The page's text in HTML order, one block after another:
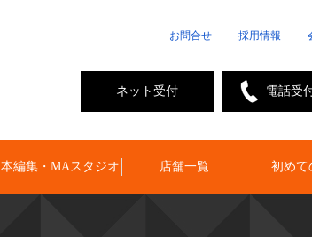
お問合せ 採用情報
電話受
ネット受付
本編集・MAスタジオ 店舗一覧 初めて